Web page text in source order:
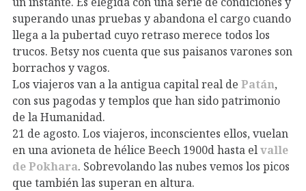
superando unas pruebas y abandona el cargo cuando
llega a la pubertad cuyo retraso merece todos los
trucos. Betsy nos cuenta que sus paisanos varones son
borrachos y vagos.
Los viajeros van a la antigua capital real de Patán,
con sus pagodas y templos que han sido patrimonio
de la Humanidad.
21 de agosto. Los viajeros, inconscientes ellos, vuelan
en una avioneta de hélice Beech 1900d hasta elvalle
de Pokhara. Sobrevolando las nubes vemos los picos
que también las superan en altura.